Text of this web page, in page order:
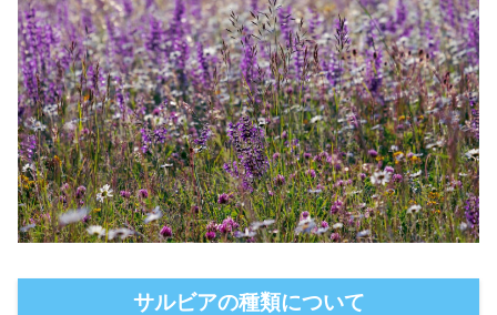
サルビアの種類について